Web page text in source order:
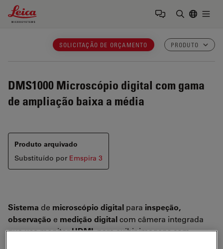
Leica Microsystems Logo
SOLICITAÇÃO DE ORÇAMENTO PRODUTO
DMS1000 Microscópio digital com gama
de ampliação baixa a média
Produto arquivado
Substituído por Emspira 3
Sistema de microscópio digital para inspeção,
observação e medição digitalcom câmera integrada
que usa monitorHDMI, para exibir imagens com